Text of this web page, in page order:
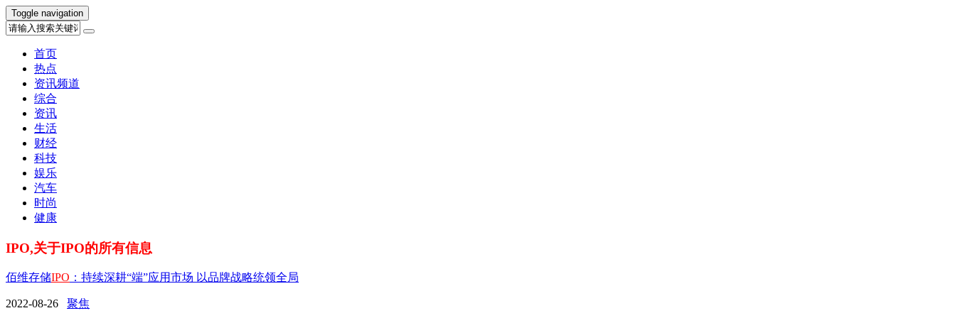
Toggle navigation
首页
热点
资讯频道
综合
资讯
生活
财经
科技
娱乐
汽车
时尚
健康
IPO,关于IPO的所有信息
佰维存储IPO ：持续深耕“端”应用市场 以品牌战略统领全局
2022-08-26 聚焦